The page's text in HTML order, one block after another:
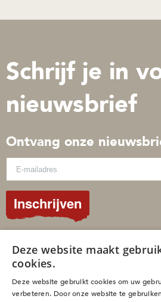
Schrijf je in
nieuwsbrief
Ontvang onze
Inschrijven
© 2026 Gospelimages
Sitemap
Privacybeleid
Cookies
Deze website maakt
cookies.
Deze website gebruikt cookies om uw
verbeteren. Door onze website te